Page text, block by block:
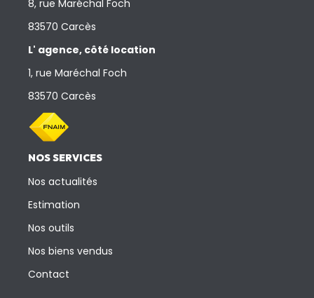
8, rue Maréchal Foch
83570 Carcès
L' agence, côté location
1, rue Maréchal Foch
83570 Carcès
NOS SERVICES
Nos actualités
Estimation
Nos outils
Nos biens vendus
Contact